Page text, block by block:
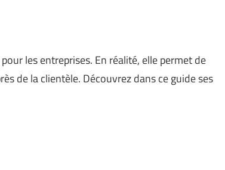
les entreprises. En réalité, elle permet de
de la clientèle. Découvrez dans ce guide ses